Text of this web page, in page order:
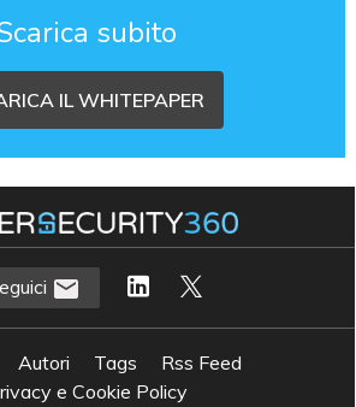
subito
IL WHITEPAPER
Autori Tags
Rss Feed
e Cookie Policy